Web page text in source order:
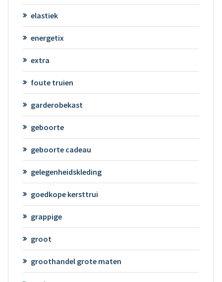
elastiek
energetix
extra
foute truien
garderobekast
geboorte
geboorte cadeau
gelegenheidskleding
goedkope kersttrui
grappige
groot
groothandel grote maten